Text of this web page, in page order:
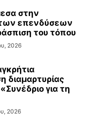
στην
επενδύσεων
του τόπου
2026
διαμαρτυρίας
για τη
2026